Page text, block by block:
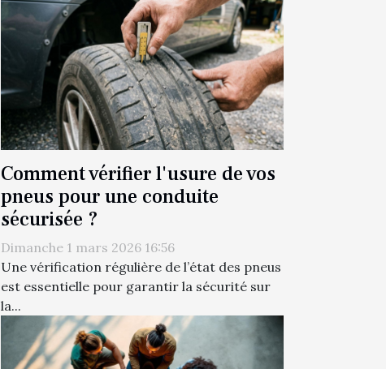
Comment vérifier l'usure de vos
pneus pour une conduite
sécurisée ?
Dimanche 1 mars 2026 16:56
Une vérification régulière de l’état des pneus
est essentielle pour garantir la sécurité sur
la...